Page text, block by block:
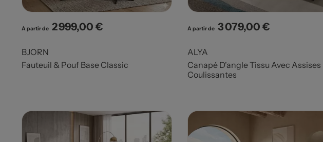
A partir de Prix
2 999,00 €
BJORN
Fauteuil & Pouf Base Classic
A partir de Prix
3 079,00 €
ALYA
Canapé D'angle Tissu Avec Assises
Coulissantes